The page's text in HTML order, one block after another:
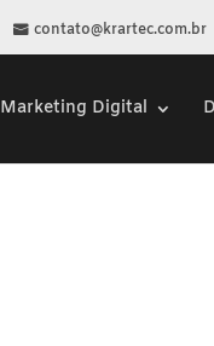
contato@krartec.com.br
Marketing Digital